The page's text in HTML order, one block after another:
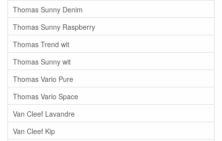
Thomas Sunny Denim
Thomas Sunny Raspberry
Thomas Trend wit
Thomas Sunny wit
Thomas Vario Pure
Thomas Vario Space
Van Cleef Lavandre
Van Cleef Kip